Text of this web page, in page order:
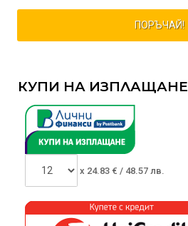
ПОРЪЧАЙ!
КУПИ НА ИЗПЛАЩАНЕ
x 24.83 € / 48.57 лв.